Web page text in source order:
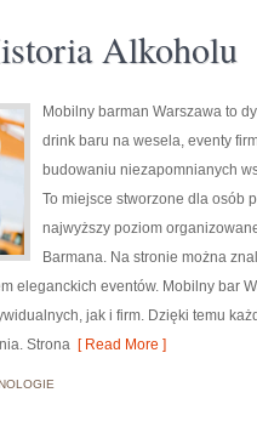
Alkoholu
Mobilny barman Warszawa to
drink baru na wesela, eventy
budowaniu niezapomnianych
To miejsce stworzone dla osób
najwyższy poziom
Barmana. Na stronie można
eleganckich eventów. Mobilny bar
jak i firm. Dzięki temu
Strona [ Read More ]